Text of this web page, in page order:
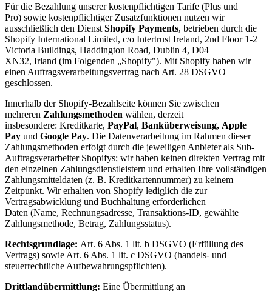
Für die Bezahlung unserer kostenpflichtigen Tarife (Plus und
Pro) sowie kostenpflichtiger Zusatzfunktionen nutzen wir
ausschließlich den Dienst Shopify Payments, betrieben durch die
Shopify International Limited, c/o Intertrust Ireland, 2nd Floor 1-2
Victoria Buildings, Haddington Road, Dublin 4, D04
XN32, Irland (im Folgenden „Shopify"). Mit Shopify haben wir
einen Auftragsverarbeitungsvertrag nach Art. 28 DSGVO
geschlossen.
Innerhalb der Shopify-Bezahlseite können Sie zwischen
mehreren Zahlungsmethoden wählen, derzeit
insbesondere: Kreditkarte, PayPal, Banküberweisung, Apple
Pay und Google Pay. Die Datenverarbeitung im Rahmen dieser
Zahlungsmethoden erfolgt durch die jeweiligen Anbieter als Sub-
Auftragsverarbeiter Shopifys; wir haben keinen direkten Vertrag mit
den einzelnen Zahlungsdienstleistern und erhalten Ihre vollständigen
Zahlungsmitteldaten (z. B. Kreditkartennummer) zu keinem
Zeitpunkt. Wir erhalten von Shopify lediglich die zur
Vertragsabwicklung und Buchhaltung erforderlichen
Daten (Name, Rechnungsadresse, Transaktions-ID, gewählte
Zahlungsmethode, Betrag, Zahlungsstatus).
Rechtsgrundlage: Art. 6 Abs. 1 lit. b DSGVO (Erfüllung des
Vertrags) sowie Art. 6 Abs. 1 lit. c DSGVO (handels- und
steuerrechtliche Aufbewahrungspflichten).
Drittlandübermittlung: Eine Übermittlung an